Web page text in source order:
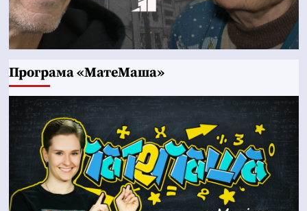
Програма «МатеМаша»